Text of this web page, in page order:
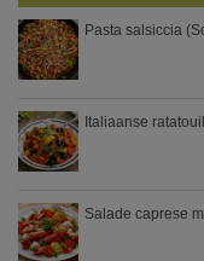
Pasta salsiccia
Italiaanse
Salade caprese